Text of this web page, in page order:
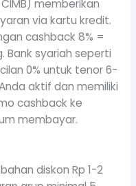
CIMB) memberikan
via kartu kredit.
cashback 8% =
Bank syariah seperti
0% untuk tenor 6-
aktif dan memiliki
cashback ke
membayar.
diskon Rp 1-2